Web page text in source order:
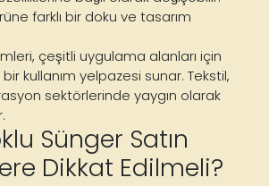
farklı bir doku ve tasarım
çeşitli uygulama alanları için
kullanım yelpazesi sunar. Tekstil,
sektörlerinde yaygın olarak
Sünger Satın
Dikkat Edilmeli?